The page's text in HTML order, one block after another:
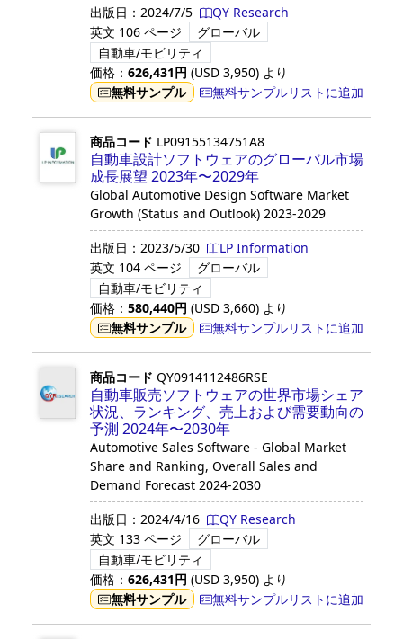
出版日： 2024/7/5
QY Research
英文 106 ページ
グローバル
自動車/モビリティ
価格： 626,431円 (USD 3,950) より
無料サンプル
無料サンプルリストに追加
商品コード LP09155134751A8
自動車設計ソフトウェアのグローバル市場
成長展望 2023年〜2029年
Global Automotive Design Software Market
Growth (Status and Outlook) 2023-2029
出版日： 2023/5/30
LP Information
英文 104 ページ
グローバル
自動車/モビリティ
価格： 580,440円 (USD 3,660) より
無料サンプル
無料サンプルリストに追加
商品コード QY0914112486RSE
自動車販売ソフトウェアの世界市場シェア
状況、ランキング、売上および需要動向の
予測 2024年〜2030年
Automotive Sales Software - Global Market
Share and Ranking, Overall Sales and
Demand Forecast 2024-2030
出版日： 2024/4/16
QY Research
英文 133 ページ
グローバル
自動車/モビリティ
価格： 626,431円 (USD 3,950) より
無料サンプル
無料サンプルリストに追加